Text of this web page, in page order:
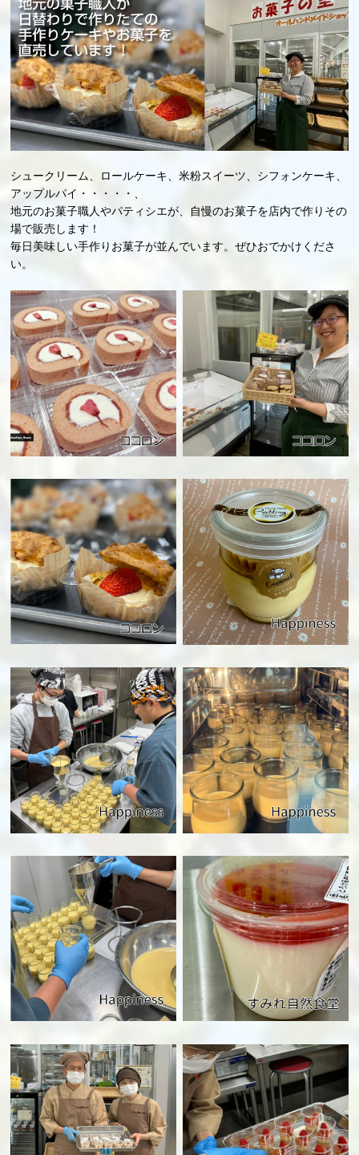
シュークリーム、ロールケーキ、米粉スイーツ、シフォンケーキ、
アップルパイ・・・・・、
地元のお菓子職人やパティシエが、自慢のお菓子を店内で作りその
場で販売します！
毎日美味しい手作りお菓子が並んでいます。ぜひおでかけくださ
い。